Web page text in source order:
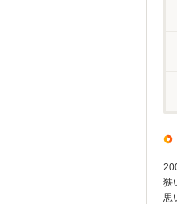
狭
思